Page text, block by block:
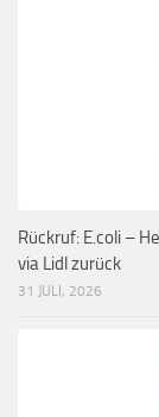
Rückruf: E.coli –
via Lidl zurück
31 JULI, 2026